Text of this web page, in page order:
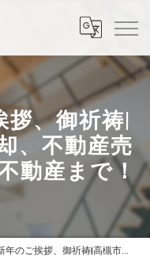
、御祈祷|
、不動産売
動産まで！
御祈祷|高槻市の不動産売却、不動産売買の事ならなぎさ不動産まで！